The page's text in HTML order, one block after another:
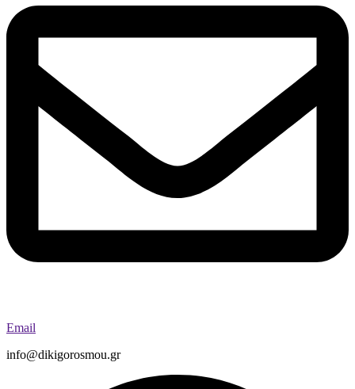
Email
info@dikigorosmou.gr